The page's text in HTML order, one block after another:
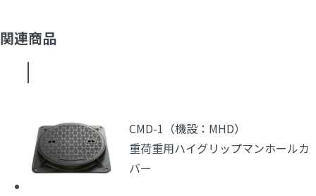
関連商品
CMD-1（機設：MHD）
重荷重用ハイグリップマンホールカ
バー